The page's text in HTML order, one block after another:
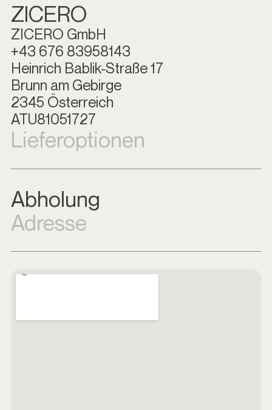
ZICERO
ZICERO GmbH
+43 676 83958143
Heinrich Bablik-Straße 17
Brunn am Gebirge
2345 Österreich
ATU81051727
Lieferoptionen
Abholung
Adresse